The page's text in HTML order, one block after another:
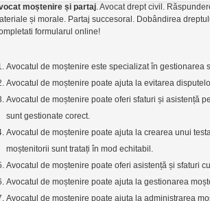
moștenire și partaj. Avocat drept civil.
și morale. Partaj succesoral. Dobândirea
formularul online!
Avocatul de moștenire este specializat în gestionarea
Avocatul de moștenire poate ajuta la evitarea
Avocatul de moștenire poate oferi sfaturi și asistență
sunt gestionate corect.
Avocatul de moștenire poate ajuta la crearea unui
moștenitorii sunt tratați în mod echitabil.
Avocatul de moștenire poate oferi asistență și sfaturi
Avocatul de moștenire poate ajuta la gestionarea
Avocatul de moștenire poate ajuta la administrarea